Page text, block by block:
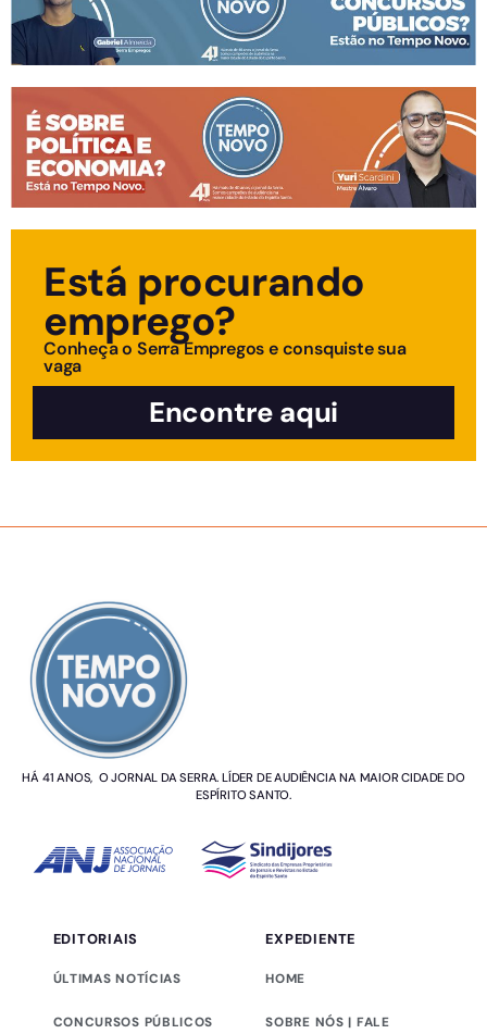
Está procurando
emprego?
Conheça o Serra Empregos e consquiste sua
vaga
Encontre aqui
HÁ 41 ANOS, O JORNAL DA SERRA. LÍDER DE AUDIÊNCIA NA MAIOR CIDADE DO
ESPÍRITO SANTO.
EDITORIAIS
ÚLTIMAS NOTÍCIAS
CONCURSOS PÚBLICOS
EXPEDIENTE
HOME
SOBRE NÓS | FALE